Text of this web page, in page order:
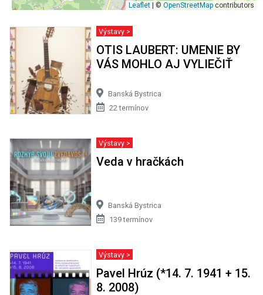
Leaflet | © OpenStreetMap contributors
Výstavy >
OTIS LAUBERT: UMENIE BY
VÁS MOHLO AJ VYLIEČIŤ
Banská Bystrica
22 termínov
Výstavy >
Veda v hračkách
Banská Bystrica
139 termínov
Výstavy >
Pavel Hrúz (*14. 7. 1941 + 15.
8. 2008)